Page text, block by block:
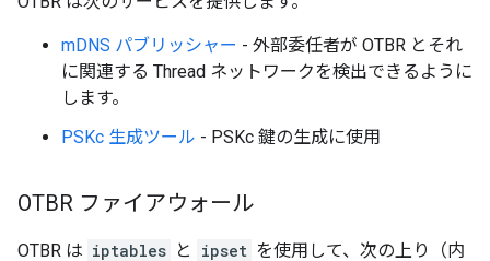
mDNS パブリッシャー - 外部委任者が OTBR とそれ
に関連する Thread ネットワークを検出できるように
します。
PSKc 生成ツール - PSKc 鍵の生成に使用
OTBR ファイアウォール
OTBR は iptables と ipset を使用して、次の上り（内